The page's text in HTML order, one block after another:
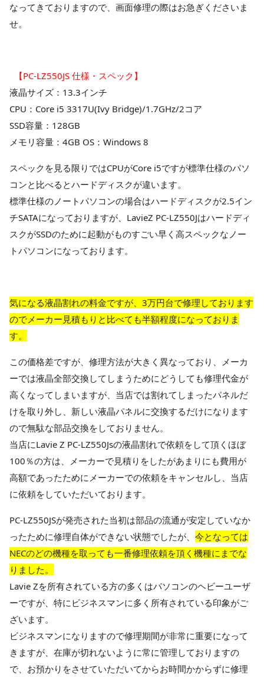
なってきておりますので、画面修理の際はお急ぎくださいま
せ。
【PC-LZ550JS 仕様・スペック】
液晶サイズ：13.3インチ
CPU：Core i5 3317U(Ivy Bridge)/1.7GHz/2コア
SSD容量：128GB
メモリ容量：4GB OS：Windows 8
スペックを見る限りではCPUがCore i5ですが標準仕様のパソ
コンと比べるとハードディスクが違います。
標準仕様のノートパソコンの場合はハードディスクが2.5イン
チSATAになっておりますが、LavieZ PC-LZ550Jはハードディ
スクがSSDのために起動がものすごい早く高スペックなノー
トパソコンになっております。
気になる液晶割れの料金ですが、3万円台で修理しております
のでメーカー見積もりと比べても半額程度になっておりま
す。
この価格差ですが、修理方法が大きく異なっており、メーカ
ーでは液晶全部交換してしまうためにどうしても修理代金が
高くなってしまいますが、当店では割れてしまったパネルだ
けを取り外し、新しい液晶パネルに交換するだけになります
ので無駄な部品交換をしておりません。
当店にLavie Z PC-LZ550Jsの液晶割れで依頼をして頂くほぼ
100％の方は、メーカーで見積りをしたがあまりにも費用が
高額であったためにメーカーでの依頼をキャンセルし、当店
に依頼をしていただいております。
PC-LZ550JSが発売された当初は部品の流通が安定していなか
ったために修理自体ができない状態でしたが、 今となっては
NECのどの機種を取っても一番修理依頼を頂く機種にまでな
りました。
Lavie Zを所有されている方の多くはパソコンのヘビーユーザ
ーですが、特にビジネスマンに多く所有されている印象がご
ざいます。
ビジネスマンになりますので修理期間が非常に重要になって
きますが、在庫が切れないように常に管理しておりますの
で、お預かりをさせていただいてからお時間かからずに修理